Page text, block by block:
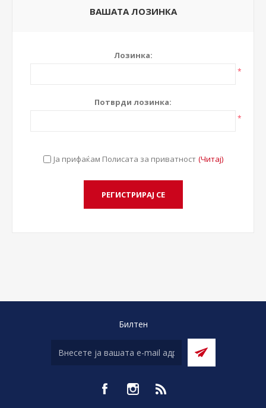
ВАШАТА ЛОЗИНКА
Лозинка:
*
Потврди лозинка:
*
Ја прифаќам Полисата за приватност (Читај)
Билтен